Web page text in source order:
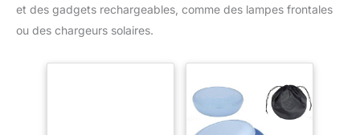
et des gadgets rechargeables, comme des lampes frontales
ou des chargeurs solaires.